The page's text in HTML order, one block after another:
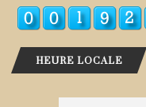
HEURE LOCALE